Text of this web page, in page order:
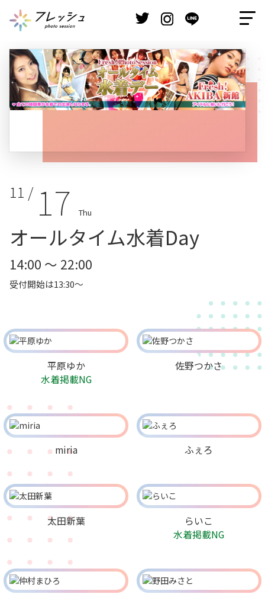
11 / 17 Thu
オールタイム水着Day
14:00 ～ 22:00
受付開始は13:30～
平原ゆか
水着掲載NG
佐野つかさ
miria ふぇろ
太田新葉
らいこ
水着掲載NG